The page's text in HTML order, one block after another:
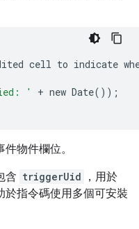
cell to indicate
' + new Date());
物件欄位。
含 triggerUid
，用於
於指令碼使用多個可安裝